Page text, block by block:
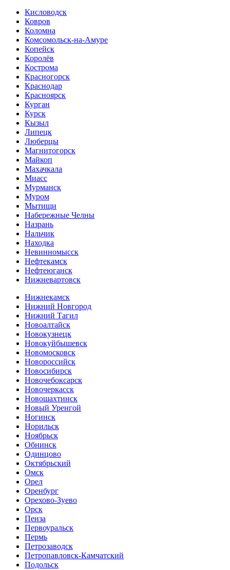
Кисловодск
Ковров
Коломна
Комсомольск-на-Амуре
Копейск
Королёв
Кострома
Красногорск
Краснодар
Красноярск
Курган
Курск
Кызыл
Липецк
Люберцы
Магнитогорск
Майкоп
Махачкала
Миасс
Мурманск
Муром
Мытищи
Набережные Челны
Назрань
Нальчик
Находка
Невинномысск
Нефтекамск
Нефтеюганск
Нижневартовск
Нижнекамск
Нижний Новгород
Нижний Тагил
Новоалтайск
Новокузнецк
Новокуйбышевск
Новомосковск
Новороссийск
Новосибирск
Новочебоксарск
Новочеркасск
Новошахтинск
Новый Уренгой
Ногинск
Норильск
Ноябрьск
Обнинск
Одинцово
Октябрьский
Омск
Орел
Оренбург
Орехово-Зуево
Орск
Пенза
Первоуральск
Пермь
Петрозаводск
Петропавловск-Камчатский
Подольск